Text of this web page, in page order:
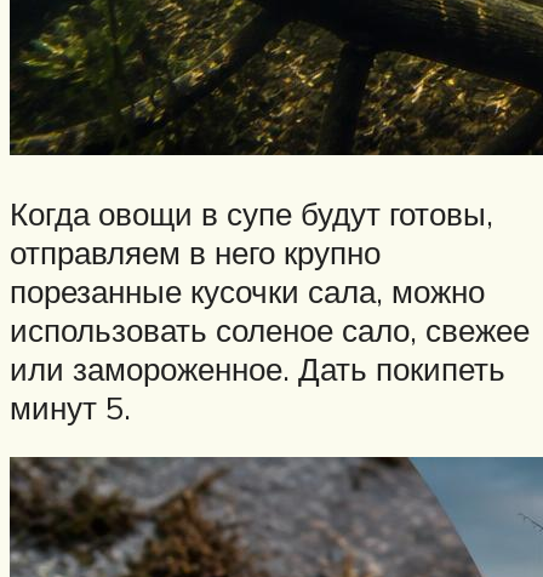
Когда овощи в супе будут готовы,
отправляем в него крупно
порезанные кусочки сала, можно
использовать соленое сало, свежее
или замороженное. Дать покипеть
минут 5.